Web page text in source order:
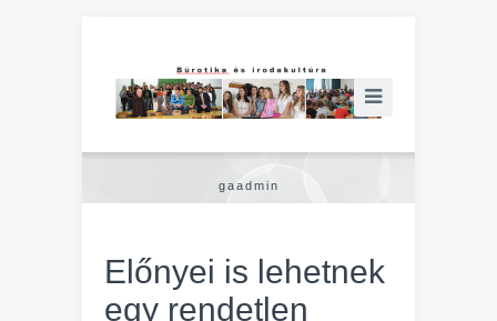
gaadmin
Előnyei is lehetnek
egy rendetlen